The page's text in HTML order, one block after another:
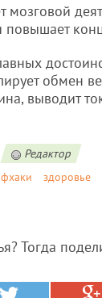
мозговой
повышает
обмен
выводит
Редактор
здоровье
Тогда